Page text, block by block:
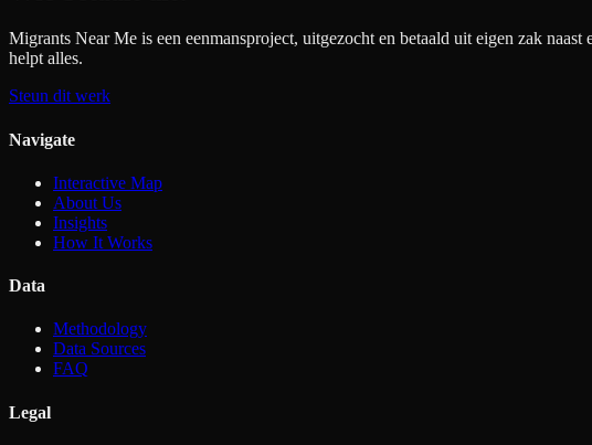
Migrants Near Me is een eenmansproject, uitgezocht en betaald uit eigen zak
helpt alles.
Steun dit werk
Navigate
Interactive Map
About Us
Insights
How It Works
Data
Methodology
Data Sources
FAQ
Legal